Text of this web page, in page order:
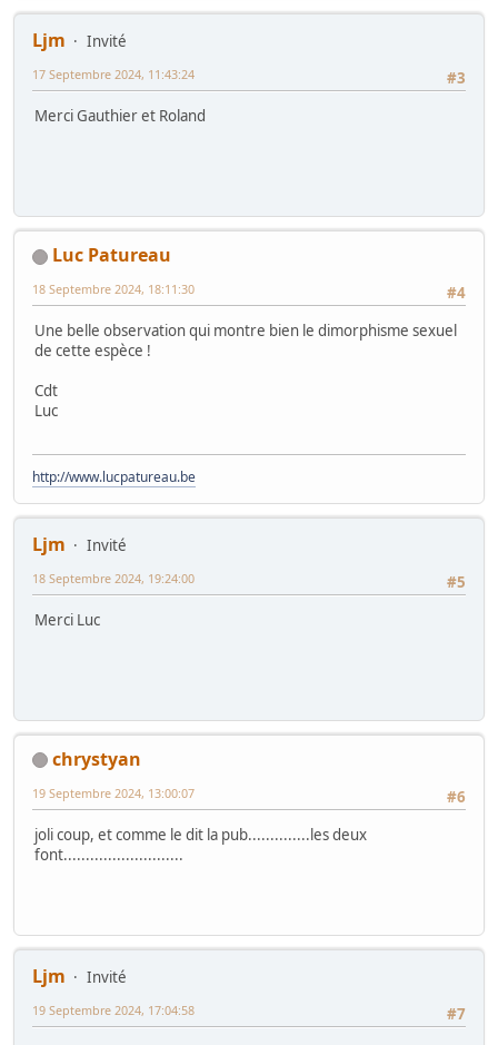
Ljm
Invité
#3
17 Septembre 2024, 11:43:24
Merci Gauthier et Roland
Luc Patureau
#4
18 Septembre 2024, 18:11:30
Une belle observation qui montre bien le dimorphisme sexuel
de cette espèce !
Cdt
Luc
http://www.lucpatureau.be
Ljm
Invité
#5
18 Septembre 2024, 19:24:00
Merci Luc
chrystyan
#6
19 Septembre 2024, 13:00:07
joli coup, et comme le dit la pub..............les deux
font...........................
Ljm
Invité
#7
19 Septembre 2024, 17:04:58